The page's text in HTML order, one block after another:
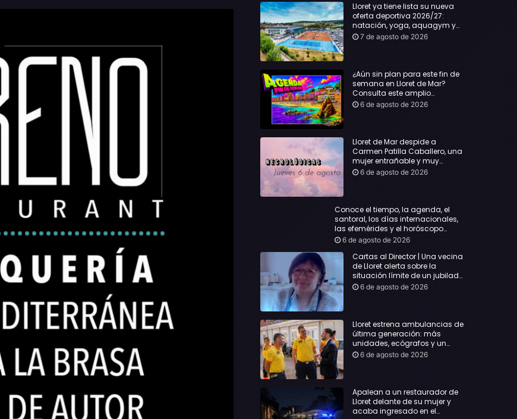
Lloret ya tiene lista su nueva
oferta deportiva 2026/27:
natación, yoga, aquagym y
decenas de actividades para
7 de agosto de 2026
¿Aún sin plan para este fin de
semana en Lloret de Mar?
Consulta este amplio
recopilatorio de planes:
6 de agosto de 2026
Lloret de Mar despide a
Carmen Patilla Caballero, una
mujer entrañable y muy
querida
6 de agosto de 2026
Conoce el tiempo, la agenda, el
santoral, los días internacionales,
las efemérides y el horóscopo…
6 de agosto de 2026
Cartas al Director | Una vecina
de Lloret alerta sobre la
situación límite de un jubilado
de 65 años y pide una
6 de agosto de 2026
Lloret estrena ambulancias de
última generación: más
unidades, ecógrafos y un
servicio reforzado las 24 horas
6 de agosto de 2026
Apalean a un restaurador de
Lloret delante de su mujer y
acaba ingresado en el